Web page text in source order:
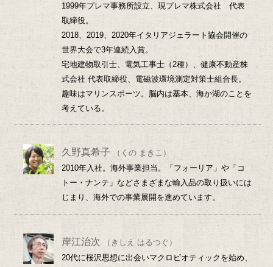
1999年プレマ事務所設立、現プレマ株式会社 代表
取締役。
2018、2019、2020年イタリアジェラート協会開催の
世界大会で3年連続入賞。
宅地建物取引士、電気工事士（2種）、健康不動産株
式会社 代表取締役、電磁波環境測定対策士組合長。
趣味はマリンスポーツ。脳内は基本、海か湖のことを
考えている。
久野真希子 （くの まきこ）
2010年入社。海外事業担当。「フォーリア」や「コ
トー・ナンテ」などさまざまな輸入品の取り扱いには
じまり、海外での事業展開を進めています。
岸江治次
（きしえ はるつぐ）
20代に桜沢思想に出会いマクロビオティックを始め、